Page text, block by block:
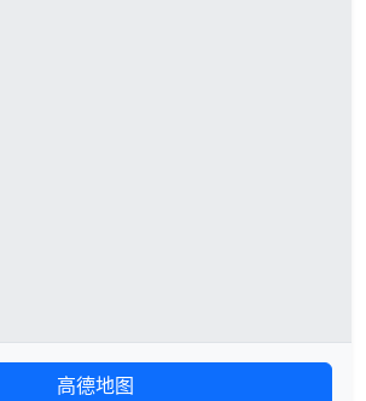
高德地图